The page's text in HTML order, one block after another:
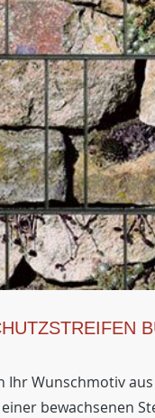
Ihr Wunschmotiv aus
bewachsenen